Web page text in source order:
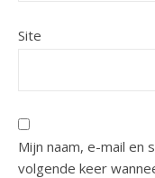
Site
Mijn naam, e-mail en
volgende keer